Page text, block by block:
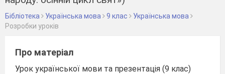
Бібліотека Українська мова 9 клас
Українська мова
Розробки уроків
Про матеріал
Урок української мови та презентація (9 клас)